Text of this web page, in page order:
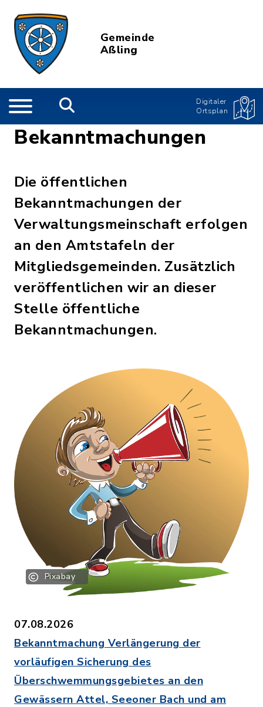
Gemeinde
Aßling
Digitaler
Ortsplan
Bekanntmachungen
Die öffentlichen
Bekanntmachungen der
Verwaltungsmeinschaft erfolgen
an den Amtstafeln der
Mitgliedsgemeinden. Zusätzlich
veröffentlichen wir an dieser
Stelle öffentliche
Bekanntmachungen.
Pixabay
07.08.2026
Bekanntmachung Verlängerung der
vorläufigen Sicherung des
Überschwemmungsgebietes an den
Gewässern Attel, Seeoner Bach und am